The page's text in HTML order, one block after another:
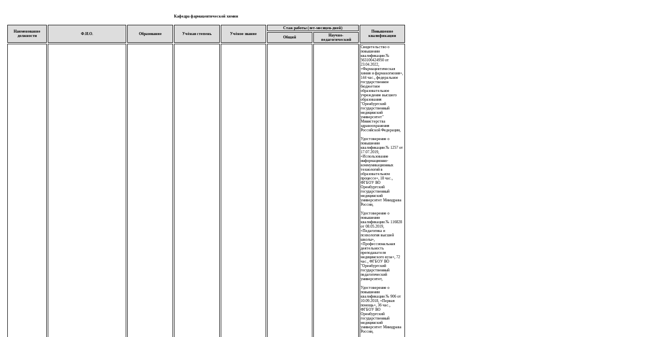
Кафедра фармацевтической химии
Наименование
должности
Ф.И.О. Образование Учёная степень Учёное звание
Стаж работы (лет-месяцев-дней)
Повышение
квалификации
Общий
Научно-
педагогический
Свидетельство о
повышении
квалификации №
563100424950 от
23.04.2022,
«Фармацевтическая
химия и фармакогнозия»,
144 час., федеральное
государственное
бюджетное
образовательное
учреждение высшего
образования
"Оренбургский
государственный
медицинский
университет"
Министерства
здравоохранения
Российской Федерации,
Удостоверение о
повышении
квалификации № 1257 от
17.07.2019,
«Использование
информационно-
коммуникационных
технологий в
образовательном
процессе», 18 час.,
ФГБОУ ВО
Оренбургский
государственный
медицинский
университет Минздрава
России,
Удостоверение о
повышении
квалификации № 116828
от 08.05.2019,
«Педагогика и
психология высшей
школы»,
«Профессиональная
деятельность
преподавателя
медицинского вуза», 72
час., ФГБОУ ВО
"Оренбургский
государственный
педагогический
университет,
Удостоверение о
повышении
квалификации № 906 от
10.09.2018, «Первая
помощь», 36 час.,
ФГБОУ ВО
Оренбургский
государственный
медицинский
университет Минздрава
России,